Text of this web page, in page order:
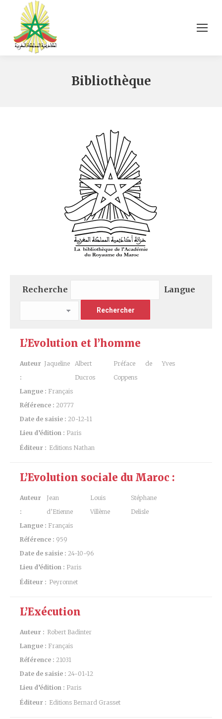
Bibliothèque
Recherche Langue
L’Evolution et l’homme
Auteur
:
Jaqueline
Albert
Ducros
Préface de Yves
Coppens
Langue : Français
Référence : 20777
Date de saisie : 20-12-11
Lieu d’édition : Paris
Éditeur : Editions Nathan
L’Evolution sociale du Maroc :
Auteur
:
Jean
d’Etienne
Louis
Villème
Stéphane
Delisle
Langue : Français
Référence : 959
Date de saisie : 24-10-96
Lieu d’édition : Paris
Éditeur : Peyronnet
L’Exécution
Auteur : Robert Badinter
Langue : Français
Référence : 21031
Date de saisie : 24-01-12
Lieu d’édition : Paris
Éditeur : Editions Bernard Grasset